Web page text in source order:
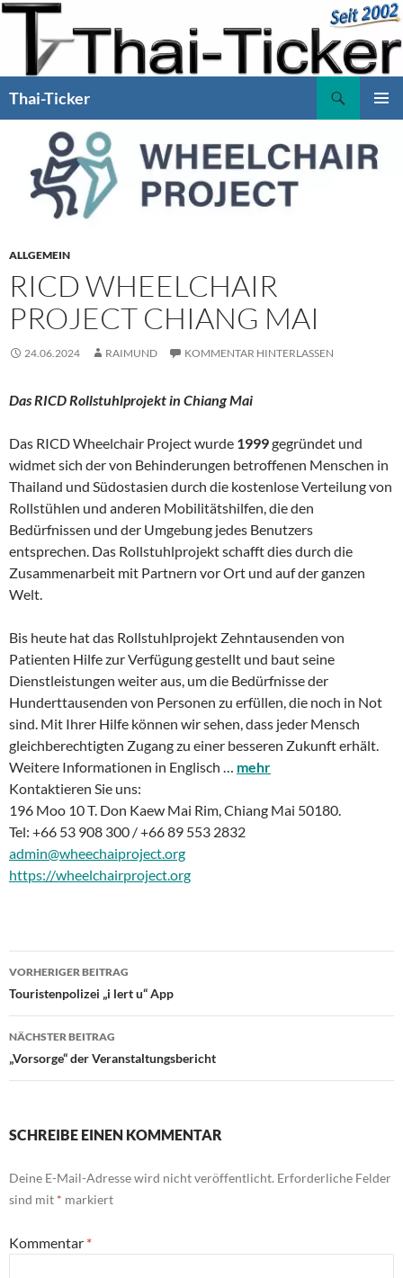
Zum
Inhalt
springen
Thai-Ticker
ALLGEMEIN
RICD WHEELCHAIR
PROJECT CHIANG MAI
24.06.2024 RAIMUND KOMMENTAR HINTERLASSEN
Das RICD Rollstuhlprojekt in Chiang Mai
Das RICD Wheelchair Project wurde 1999gegründet und
widmet sich der von Behinderungen betroffenen Menschen in
Thailand und Südostasien durch die kostenlose Verteilung von
Rollstühlen und anderen Mobilitätshilfen, die den
Bedürfnissen und der Umgebung jedes Benutzers
entsprechen. Das Rollstuhlprojekt schafft dies durch die
Zusammenarbeit mit Partnern vor Ort und auf der ganzen
Welt.
Bis heute hat das Rollstuhlprojekt Zehntausenden von
Patienten Hilfe zur Verfügung gestellt und baut seine
Dienstleistungen weiter aus, um die Bedürfnisse der
Hunderttausenden von Personen zu erfüllen, die noch in Not
sind. Mit Ihrer Hilfe können wir sehen, dass jeder Mensch
gleichberechtigten Zugang zu einer besseren Zukunft erhält.
Weitere Informationen in Englisch … mehr
Kontaktieren Sie uns:
196 Moo 10 T. Don Kaew Mai Rim, Chiang Mai 50180.
Tel: +66 53 908 300 / +66 89 553 2832
admin@wheechaiproject.org
https://wheelchairproject.org
Beitragsnavigation
VORHERIGER BEITRAG
Touristenpolizei „i lert u“ App
NÄCHSTER BEITRAG
„Vorsorge“ der Veranstaltungsbericht
SCHREIBE EINEN KOMMENTAR
Deine E-Mail-Adresse wird nicht veröffentlicht. Erforderliche Felder
sind mit * markiert
Kommentar *